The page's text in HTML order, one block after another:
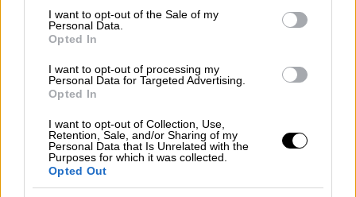
consent section.
I want to opt-out of the Sale of my
Personal Data.
Opted In
I want to opt-out of processing my
Personal Data for Targeted Advertising.
Opted In
I want to opt-out of Collection, Use,
Retention, Sale, and/or Sharing of my
Personal Data that Is Unrelated with the
Purposes for which it was collected.
Opted Out
Σημειώνεται πως στο σημείο αυτό τις
μεσημβρινές ώρες συνήθως βρίσκονται
αρκετοί περιπατητές.